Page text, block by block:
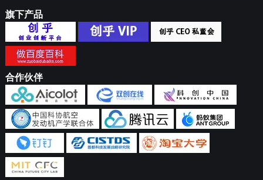
旗下产品
合作伙伴